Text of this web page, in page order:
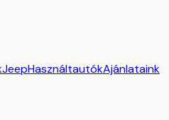
JeepHasználtautókAjánlataink